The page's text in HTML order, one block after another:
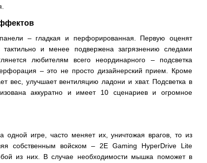
– гладкая и перфорированная. Первую оценят
тактильно и менее подвержена загрязнению следами
любителям всего неординарного – подсветка
– это не просто дизайнерский прием. Кроме
вес, улучшает вентиляцию ладони и хват. Подсветка в
аккуратно и имеет 10 сценариев и огромное
одной игре, часто меняет их, уничтожая врагов, то из
собственным войском – 2E Gaming HyperDrive Lite
из них. В случае необходимости мышка поможет в